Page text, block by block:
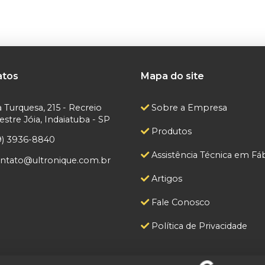
Turquesa, 215 - Recreio
Jóia, Indaiatuba - SP
3936-8840
Mapa do site
Sobre a Empresa
Produtos
Assistência Técnica em
Artigos
Fale Conosco
Política de Privacidade